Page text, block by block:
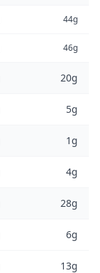
44g
46g
20g
5g
1g
4g
28g
6g
13g